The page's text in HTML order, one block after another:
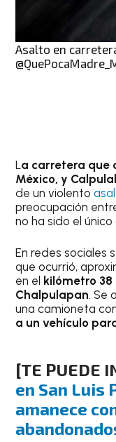
Asalto en
La carretera que
México, y
de un violento
preocupación
no ha sido el único
En redes sociales
que ocurrió,
en el kilómetro
Chalpulapan. Se
una camioneta
a un vehículo
[TE PUEDE
en San Luis
amanece